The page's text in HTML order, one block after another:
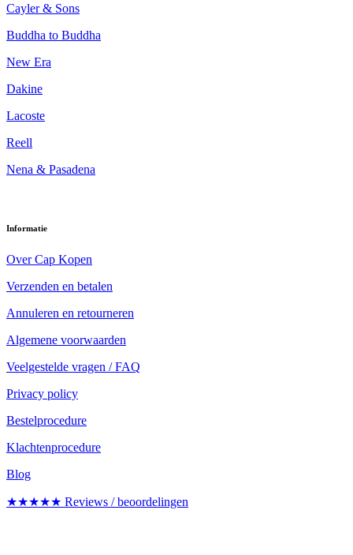
Cayler & Sons
Buddha to Buddha
New Era
Dakine
Lacoste
Reell
Nena & Pasadena
Informatie
Over Cap Kopen
Verzenden en betalen
Annuleren en retourneren
Algemene voorwaarden
Veelgestelde vragen / FAQ
Privacy policy
Bestelprocedure
Klachtenprocedure
Blog
★★★★★ Reviews / beoordelingen